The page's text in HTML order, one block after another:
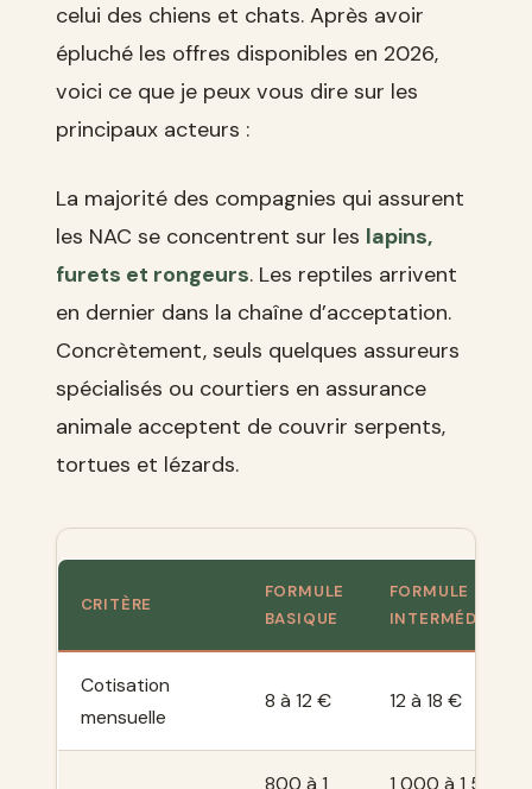
celui des chiens et chats. Après avoir
épluché les offres disponibles en 2026,
voici ce que je peux vous dire sur les
principaux acteurs :
La majorité des compagnies qui assurent
les NAC se concentrent sur les lapins,
furets et rongeurs. Les reptiles arrivent
en dernier dans la chaîne d’acceptation.
Concrètement, seuls quelques assureurs
spécialisés ou courtiers en assurance
animale acceptent de couvrir serpents,
tortues et lézards.
CRITÈRE
FORMULE
BASIQUE
FORMULE
INTERMÉDIAIRE
Cotisation
mensuelle
8 à 12 € 12 à 18 €
800 à 1 1 000 à 1 500